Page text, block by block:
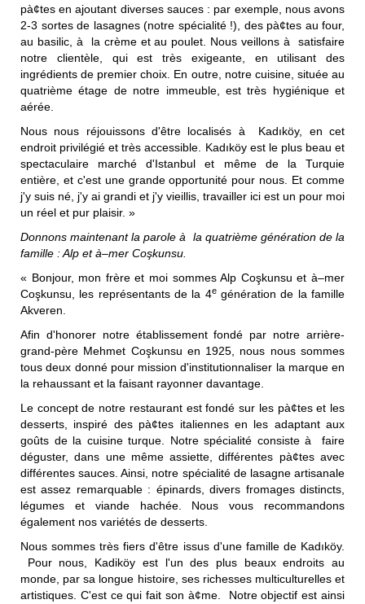
pà¢tes en ajoutant diverses sauces : par exemple, nous avons
2-3 sortes de lasagnes (notre spécialité !), des pà¢tes au four,
au basilic, à la crème et au poulet. Nous veillons à satisfaire
notre clientèle, qui est très exigeante, en utilisant des
ingrédients de premier choix. En outre, notre cuisine, située au
quatrième étage de notre immeuble, est très hygiénique et
aérée.
Nous nous réjouissons d'être localisés à Kadıköy, en cet
endroit privilégié et très accessible. Kadıköy est le plus beau et
spectaculaire marché d'Istanbul et même de la Turquie
entière, et c'est une grande opportunité pour nous. Et comme
j'y suis né, j'y ai grandi et j'y vieillis, travailler ici est un pour moi
un réel et pur plaisir. »
Donnons maintenant la paroleà la quatrième génération de la
famille : Alp et à–mer Coşkunsu.
« Bonjour, mon frère et moi sommes Alp Coşkunsu et à–mer
Coşkunsu, les représentants de la 4egénération de la famille
Akveren.
Afin d'honorer notre établissement fondé par notre arrière-
grand-père Mehmet Coşkunsu en 1925, nous nous sommes
tous deux donné pour mission d'institutionnaliser la marque en
la rehaussant et la faisant rayonner davantage.
Le concept de notre restaurant est fondé sur les pà¢tes et les
desserts, inspiré des pà¢tes italiennes en les adaptant aux
goûts de la cuisine turque. Notre spécialité consiste à faire
déguster, dans une même assiette, différentes pà¢tes avec
différentes sauces. Ainsi, notre spécialité de lasagne artisanale
est assez remarquable : épinards, divers fromages distincts,
légumes et viande hachée. Nous vous recommandons
également nos variétés de desserts.
Nous sommes très fiers d'être issus d'une famille de Kadıköy.
Pour nous, Kadiköy est l'un des plus beaux endroits au
monde, par sa longue histoire, ses richesses multiculturelles et
artistiques. C'est ce qui fait son à¢me. Notre objectif est ainsi